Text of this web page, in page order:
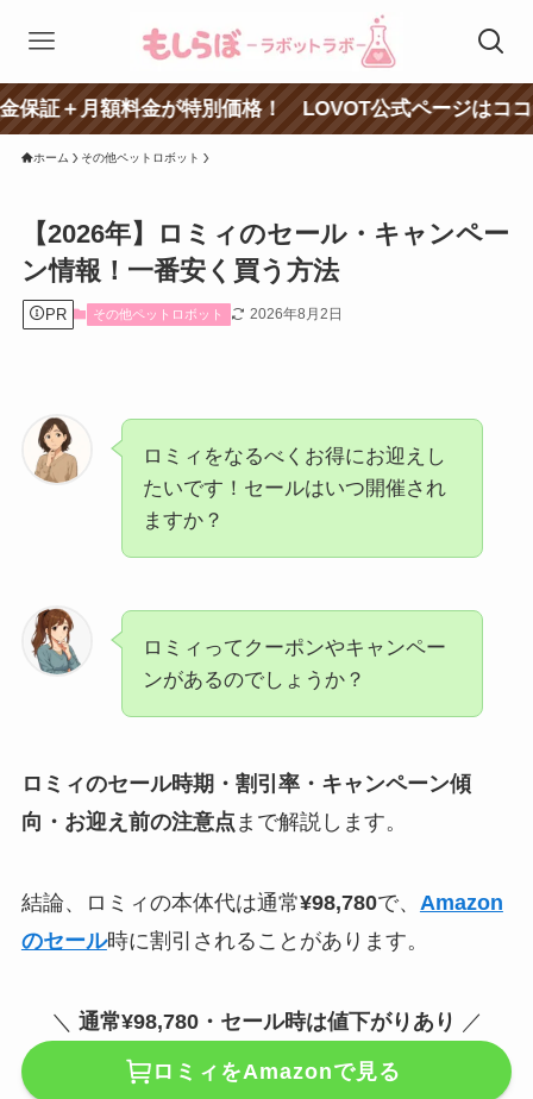
料金が特別価格！ LOVOT公式ページはココをクリック
ホーム その他ペットロボット
【2026年】ロミィのセール・キャンペー
ン情報！一番安く買う方法
PR その他ペットロボット 2026年8月2日
ロミィをなるべくお得にお迎えし
たいです！セールはいつ開催され
ますか？
ロミィってクーポンやキャンペー
ンがあるのでしょうか？
ロミィのセール時期・割引率・キャンペーン傾
向・お迎え前の注意点 まで解説します。
結論、ロミィの本体代は通常¥98,780で、 Amazon
のセール時に割引されることがあります。
＼ 通常¥98,780・セール時は値下がりあり ／
ロミィをAmazonで見る